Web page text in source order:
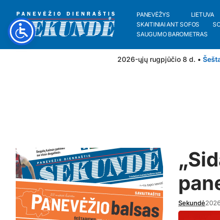
PANEVĖŽYS
LIETUVA
SKAITINIAI ANT SOFOS
SAUGUMO BAROMETRAS
2026-ųjų rugpjūčio 8 d. •
Sekundė